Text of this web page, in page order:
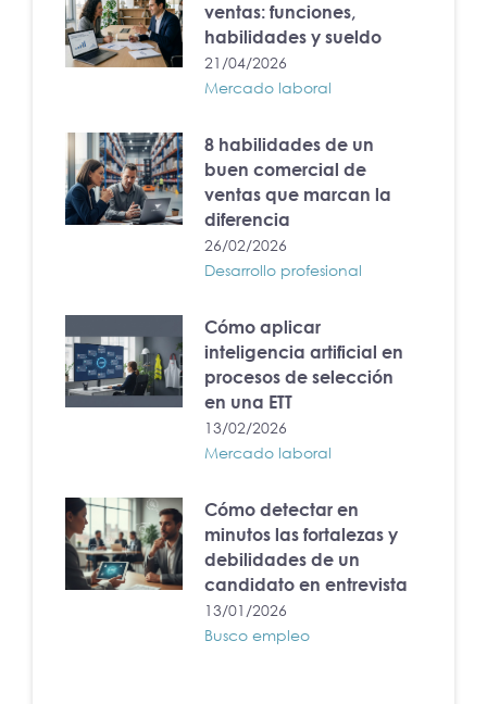
ventas: funciones,
habilidades y sueldo
21/04/2026
Mercado laboral
8 habilidades de un
buen comercial de
ventas que marcan la
diferencia
26/02/2026
Desarrollo profesional
Cómo aplicar
inteligencia artificial en
procesos de selección
en una ETT
13/02/2026
Mercado laboral
Cómo detectar en
minutos las fortalezas y
debilidades de un
candidato en entrevista
13/01/2026
Busco empleo